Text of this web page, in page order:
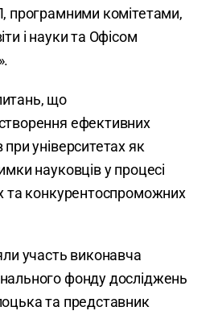
програмними комітетами,
і науки та Офісом
що
ефективних
університетах як
науковців у процесі
та конкурентоспроможних
участь виконавча
фонду досліджень
та представник